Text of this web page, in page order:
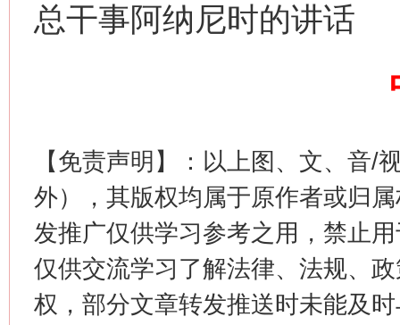
总干事阿纳尼时的讲话
【免责声明】：以上图、文、音/
外），其版权均属于原作者或归
发推广仅供学习参考之用，禁止
仅供交流学习了解法律、法规、
权，部分文章转发推送时未能及